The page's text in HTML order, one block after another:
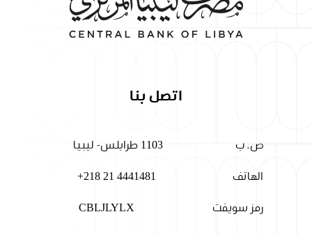
اتصل بنا
ص. ب 1103 طرابلس- ليبيا
الهاتف +218 21 4441481
رمز سويفت CBLJLYLX